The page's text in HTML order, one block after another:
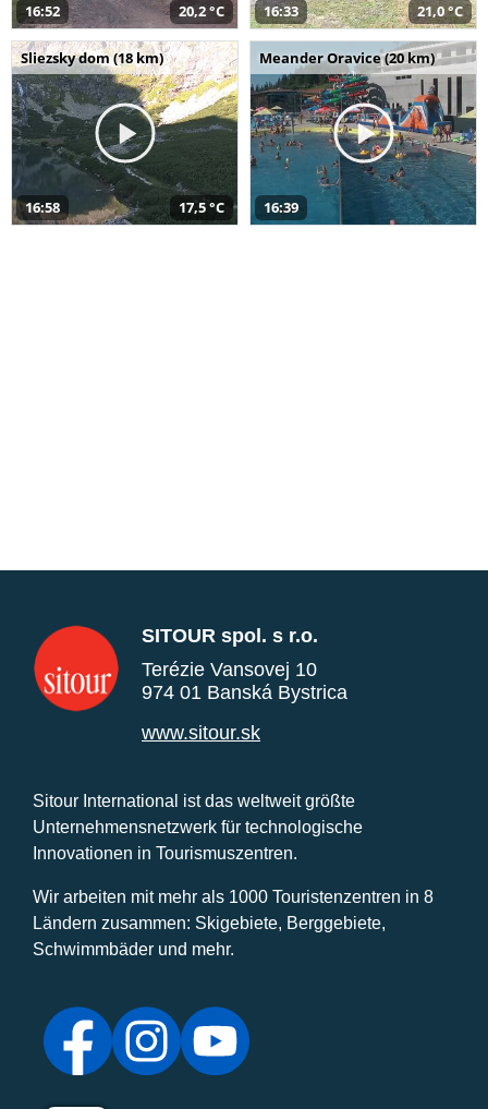
16:52 20,2 °C 16:33 21,0 °C
Sliezsky dom (18 km)
16:58 17,5 °C
Meander Oravice (20 km)
16:39
SITOUR spol. s r.o.
Terézie Vansovej 10
974 01 Banská Bystrica
www.sitour.sk
Sitour International ist das weltweit größte
Unternehmensnetzwerk für technologische
Innovationen in Tourismuszentren.
Wir arbeiten mit mehr als 1000 Touristenzentren in 8
Ländern zusammen: Skigebiete, Berggebiete,
Schwimmbäder und mehr.